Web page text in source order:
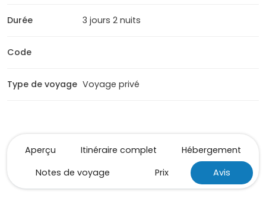
Durée 3 jours 2 nuits
Code
Type de voyage Voyage privé
Aperçu Itinéraire complet
Hébergement
Notes de voyage
Prix Avis